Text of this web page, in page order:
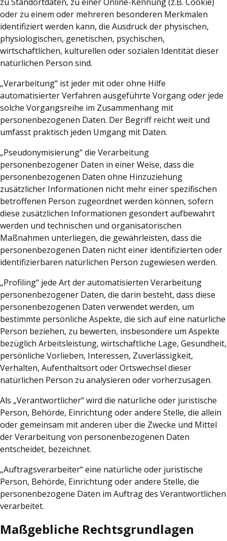
oder zu einem oder mehreren besonderen Merkmalen
identifiziert werden kann, die Ausdruck der physischen,
physiologischen, genetischen, psychischen,
wirtschaftlichen, kulturellen oder sozialen Identität dieser
natürlichen Person sind.
„Verarbeitung“ ist jeder mit oder ohne Hilfe
automatisierter Verfahren ausgeführte Vorgang oder jede
solche Vorgangsreihe im Zusammenhang mit
personenbezogenen Daten. Der Begriff reicht weit und
umfasst praktisch jeden Umgang mit Daten.
„Pseudonymisierung“ die Verarbeitung
personenbezogener Daten in einer Weise, dass die
personenbezogenen Daten ohne Hinzuziehung
zusätzlicher Informationen nicht mehr einer spezifischen
betroffenen Person zugeordnet werden können, sofern
diese zusätzlichen Informationen gesondert aufbewahrt
werden und technischen und organisatorischen
Maßnahmen unterliegen, die gewährleisten, dass die
personenbezogenen Daten nicht einer identifizierten oder
identifizierbaren natürlichen Person zugewiesen werden.
„Profiling“ jede Art der automatisierten Verarbeitung
personenbezogener Daten, die darin besteht, dass diese
personenbezogenen Daten verwendet werden, um
bestimmte persönliche Aspekte, die sich auf eine natürliche
Person beziehen, zu bewerten, insbesondere um Aspekte
bezüglich Arbeitsleistung, wirtschaftliche Lage, Gesundheit,
persönliche Vorlieben, Interessen, Zuverlässigkeit,
Verhalten, Aufenthaltsort oder Ortswechsel dieser
natürlichen Person zu analysieren oder vorherzusagen.
Als „Verantwortlicher“ wird die natürliche oder juristische
Person, Behörde, Einrichtung oder andere Stelle, die allein
oder gemeinsam mit anderen über die Zwecke und Mittel
der Verarbeitung von personenbezogenen Daten
entscheidet, bezeichnet.
„Auftragsverarbeiter“ eine natürliche oder juristische
Person, Behörde, Einrichtung oder andere Stelle, die
personenbezogene Daten im Auftrag des Verantwortlichen
verarbeitet.
Maßgebliche Rechtsgrundlagen